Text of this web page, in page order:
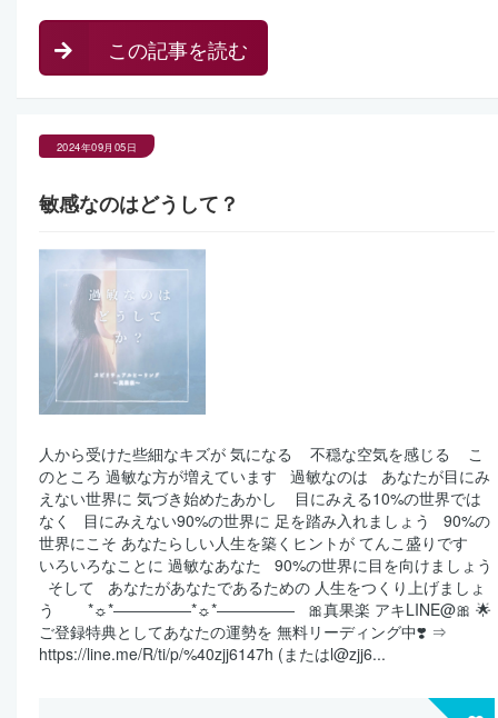
この記事を読む
2024年09月05日
敏感なのはどうして？
人から受けた些細なキズが 気になる ⁡ ⁡ ⁡ 不穏な空気を感じる ⁡ ⁡ ⁡ こ
のところ 過敏な方が増えています ⁡ ⁡ 過敏なのは ⁡ ⁡ あなたが目にみ
えない世界に 気づき始めたあかし ⁡ ⁡ ⁡ 目にみえる10%の世界では
なく ⁡ ⁡ 目にみえない90%の世界に 足を踏み入れましょう ⁡ ⁡ 90%の
世界にこそ あなたらしい人生を築くヒントが てんこ盛りです ⁡ ⁡ ⁡
いろいろなことに 過敏なあなた ⁡ ⁡ 90%の世界に目を向けましょう
⁡ ⁡ そして ⁡ ⁡ あなたがあなたであるための 人生をつくり上げましょ
う ⁡ ⁡ ⁡ *☼*―――――*☼*――――― ⁡ ⁡ 🎀真果楽 アキLINE@🎀 🌟
ご登録特典としてあなたの運勢を 無料リーディング中❣️ ⇒
https://line.me/R/ti/p/%40zjj6147h (またはl@zjj6...